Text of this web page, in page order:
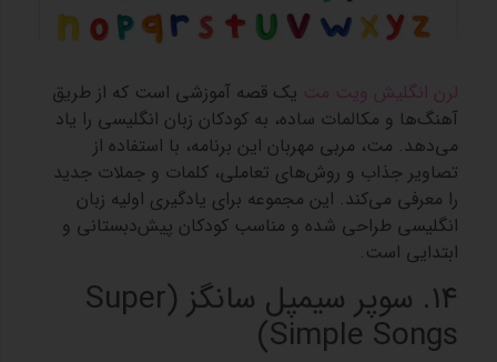
لرن انگلیش ویت مت یک قصه آموزشی است که از طریق
آهنگ‌ها و مکالمات ساده، به کودکان زبان انگلیسی را یاد
می‌دهد. مت، مربی مهربان این برنامه، با استفاده از
تصاویر جذاب و روش‌های تعاملی، کلمات و جملات جدید
را معرفی می‌کند. این مجموعه برای یادگیری اولیه زبان
انگلیسی طراحی شده و مناسب کودکان پیش‌دبستانی و
ابتدایی است.
14. سوپر سیمپل سانگز (Super
Simple Songs)